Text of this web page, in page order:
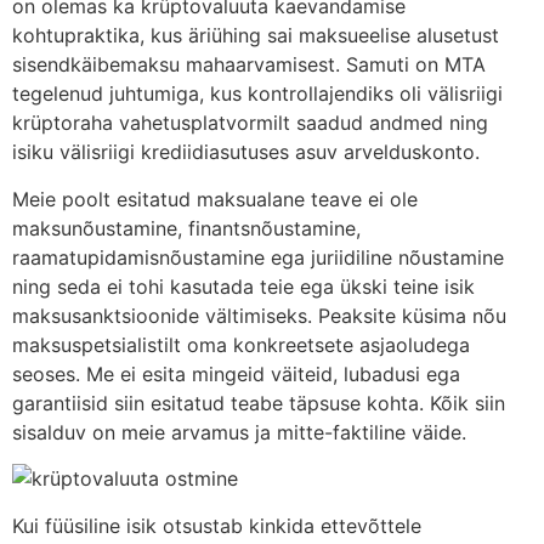
on olemas ka krüptovaluuta kaevandamise
kohtupraktika, kus äriühing sai maksueelise alusetust
sisendkäibemaksu mahaarvamisest. Samuti on MTA
tegelenud juhtumiga, kus kontrollajendiks oli välisriigi
krüptoraha vahetusplatvormilt saadud andmed ning
isiku välisriigi krediidiasutuses asuv arvelduskonto.
Meie poolt esitatud maksualane teave ei ole
maksunõustamine, finantsnõustamine,
raamatupidamisnõustamine ega juriidiline nõustamine
ning seda ei tohi kasutada teie ega ükski teine isik
maksusanktsioonide vältimiseks. Peaksite küsima nõu
maksuspetsialistilt oma konkreetsete asjaoludega
seoses. Me ei esita mingeid väiteid, lubadusi ega
garantiisid siin esitatud teabe täpsuse kohta. Kõik siin
sisalduv on meie arvamus ja mitte-faktiline väide.
Kui füüsiline isik otsustab kinkida ettevõttele